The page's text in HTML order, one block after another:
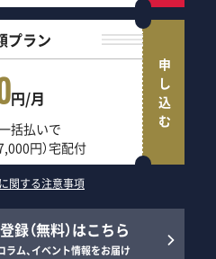
プラン
円/月
括払いで
円）宅配付
申し込む
関する注意事項
録（無料）はこちら
ム、イベント情報をお届け